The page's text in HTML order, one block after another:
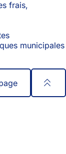
frais,
municipales